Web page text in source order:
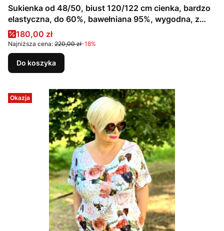
Sukienka od 48/50, biust 120/122 cm cienka, bardzo
elastyczna, do 60%, bawełniana 95%, wygodna, z
kieszeniami, na duży biust, CIENIOWANA, RÓŻOWA,
SZARA
Cena promocyjna
180,00 zł
Najniższa cena: 220,00 zł-18%
Do koszyka
Okazja